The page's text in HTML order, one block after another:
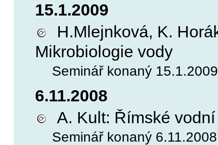
15.1.2009
H.Mlejnková, K.
Mikrobiologie vody
Seminář konaný
6.11.2008
A. Kult: Římské
Seminář konaný